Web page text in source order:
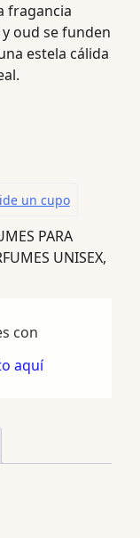
fragancia
oud se funden
estela cálida
PARA
UNISEX,
con
aquí